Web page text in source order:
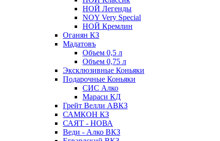
НОЙ Легенды
NOY Very Speсial
НОЙ Кремлин
Оганян КЗ
Мадатовъ
Объем 0,5 л
Объем 0,75 л
Эксклюзивные Коньяки
Подарочные Коньяки
СИС Алко
Мараси КД
Грейт Велли АВКЗ
САМКОН КЗ
САЯТ - НОВА
Веди - Алко ВКЗ